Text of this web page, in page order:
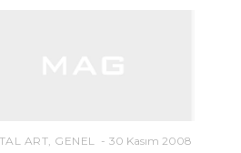
ART, GENEL 30 Kasım 2008